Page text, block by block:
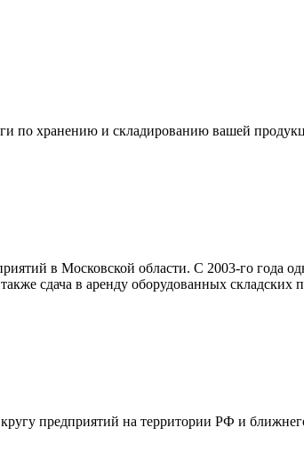
по хранению и складированию вашей
в Московской области. С 2003-го года
сдача в аренду оборудованных
предприятий на территории РФ и